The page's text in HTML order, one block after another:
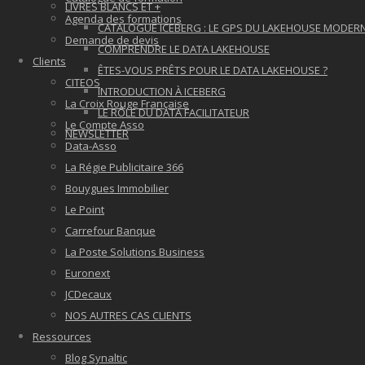
LIVRES BLANCS ET +
CATALOGUE ICEBERG : LE GPS DU LAKEHOUSE
COMPRENDRE LE DATA LAKEHOUSE
ÊTES-VOUS PRÊTS POUR LE DATA LAKEHOUSE ?
INTRODUCTION À ICEBERG
LE RÔLE DU DATA FACILITATEUR
NEWSLETTER
Agenda des formations
Demande de devis
Clients
CITEOS
La Croix Rouge Française
Le Compte Asso
Data-Asso
La Régie Publicitaire 366
Bouygues Immobilier
Le Point
Carrefour Banque
La Poste Solutions Business
Euronext
JCDecaux
NOS AUTRES CAS CLIENTS
Ressources
Blog Synaltic